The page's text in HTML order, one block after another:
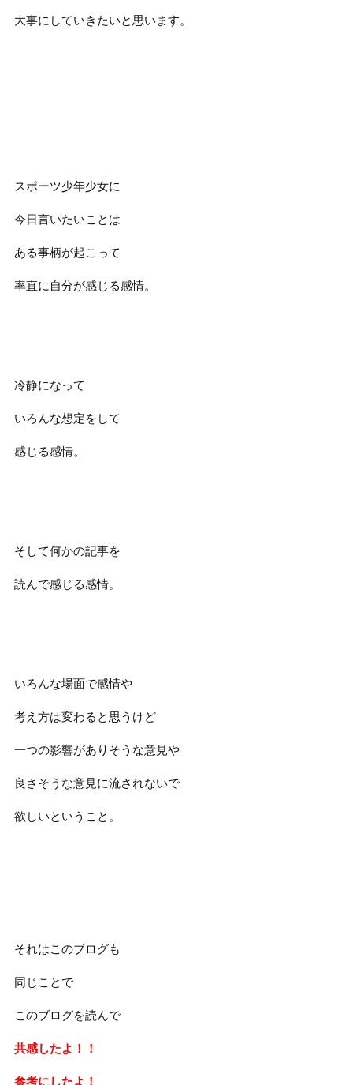
大事にしていきたいと思います。
スポーツ少年少女に
今日言いたいことは
ある事柄が起こって
率直に自分が感じる感情。
冷静になって
いろんな想定をして
感じる感情。
そして何かの記事を
読んで感じる感情。
いろんな場面で感情や
考え方は変わると思うけど
一つの影響がありそうな意見や
良さそうな意見に流されないで
欲しいということ。
それはこのブログも
同じことで
このブログを読んで
共感したよ！！
参考にしたよ！